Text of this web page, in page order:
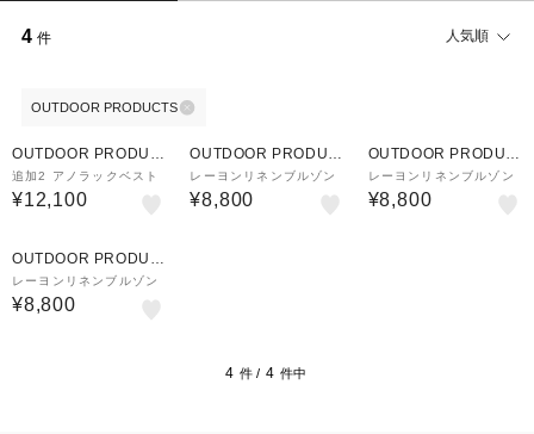
4 件 人気順
OUTDOOR PRODUCTS
OUTDOOR PRODUC
TS
追加2 アノラックベスト
¥12,100
OUTDOOR PRODUC
TS
レーヨンリネンブルゾン
¥8,800
OUTDOOR PRODUC
TS
レーヨンリネンブルゾン
¥8,800
OUTDOOR PRODUC
TS
レーヨンリネンブルゾン
¥8,800
4 件 / 4 件中